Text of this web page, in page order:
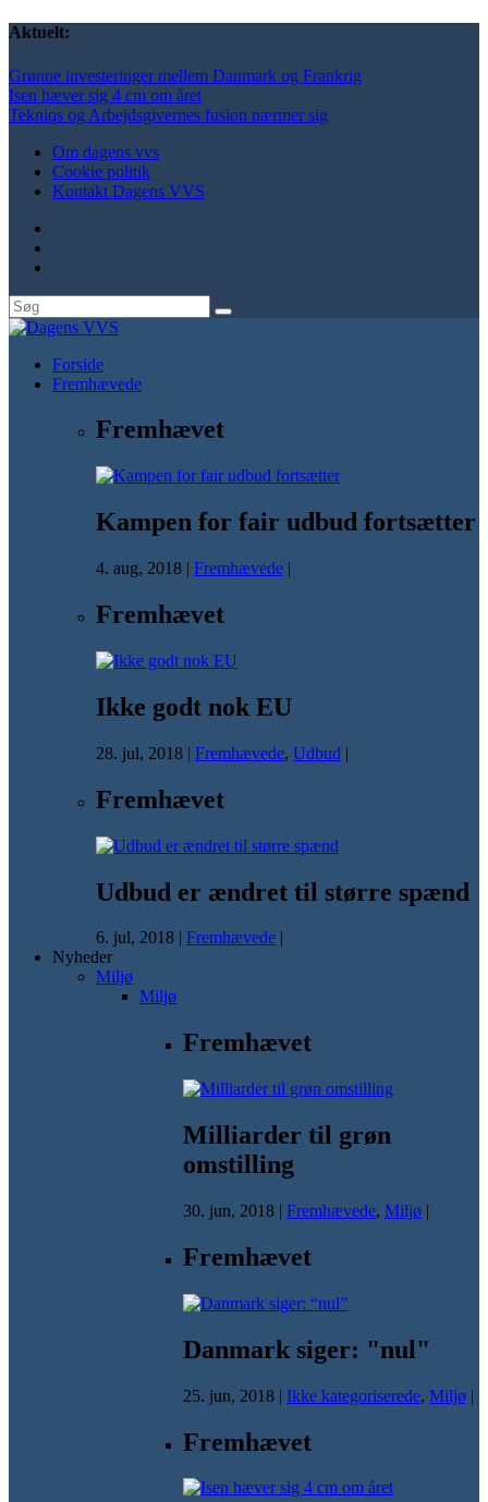
Aktuelt:
Grønne investeringer mellem Danmark og Frankrig
Isen hæver sig 4 cm om året
Tekniqs og Arbejdsgivernes fusion nærmer sig
Om dagens vvs
Cookie politik
Kontakt Dagens VVS
Forside
Fremhævede
Fremhævet
Kampen for fair udbud fortsætter
4. aug, 2018 | Fremhævede |
Fremhævet
Ikke godt nok EU
28. jul, 2018 | Fremhævede, Udbud |
Fremhævet
Udbud er ændret til større spænd
6. jul, 2018 | Fremhævede |
Nyheder
Miljø
Miljø
Fremhævet
Milliarder til grøn
omstilling
30. jun, 2018 | Fremhævede, Miljø |
Fremhævet
Danmark siger: "nul"
25. jun, 2018 | Ikke kategoriserede, Miljø |
Fremhævet